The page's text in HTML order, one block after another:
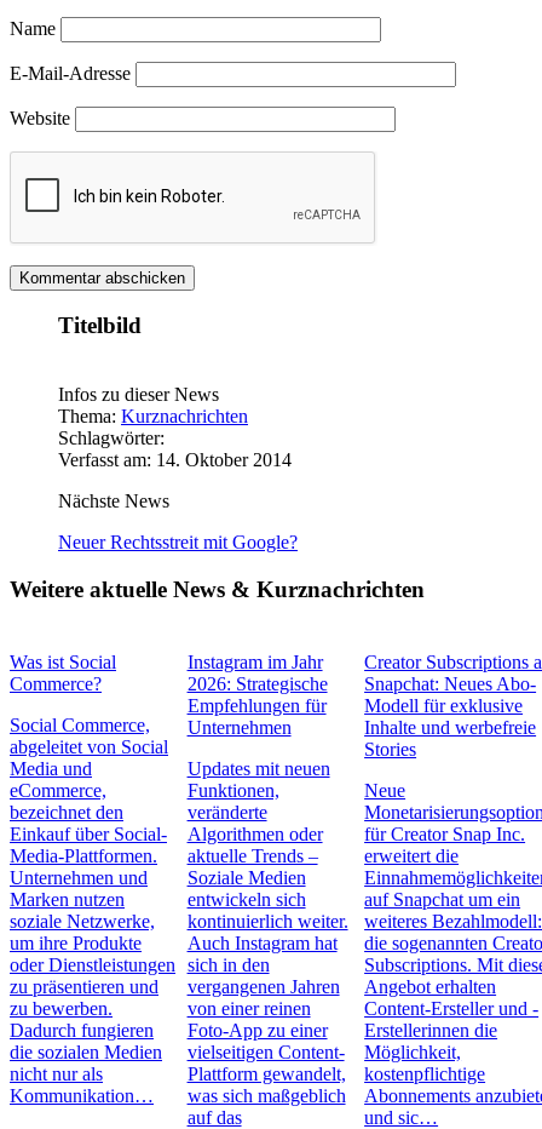
Name
E-Mail-Adresse
Website
Titelbild
Infos zu dieser News
Thema: Kurznachrichten
Schlagwörter:
Verfasst am: 14. Oktober 2014
Nächste News
Neuer Rechtsstreit mit Google?
Weitere aktuelle News & Kurznachrichten
Was ist Social
Commerce?
Social Commerce,
abgeleitet von Social
Media und
eCommerce,
bezeichnet den
Einkauf über Social-
Media-Plattformen.
Unternehmen und
Marken nutzen
soziale Netzwerke,
um ihre Produkte
oder Dienstleistungen
zu präsentieren und
zu bewerben.
Dadurch fungieren
die sozialen Medien
nicht nur als
Kommunikation…
Instagram im Jahr
2026: Strategische
Empfehlungen für
Unternehmen
Updates mit neuen
Funktionen,
veränderte
Algorithmen oder
aktuelle Trends –
Soziale Medien
entwickeln sich
kontinuierlich weiter.
Auch Instagram hat
sich in den
vergangenen Jahren
von einer reinen
Foto-App zu einer
vielseitigen Content-
Plattform gewandelt,
was sich maßgeblich
auf das
Creator Subscriptions
Snapchat: Neues Abo-
Modell für exklusive
Inhalte und werbefreie
Stories
Neue
für Creator Snap Inc.
erweitert die
auf Snapchat um ein
weiteres Bezahlmodell:
die sogenannten
Subscriptions. Mit
Angebot erhalten
Content-Ersteller und -
Erstellerinnen die
Möglichkeit,
kostenpflichtige
Abonnements
und sic…